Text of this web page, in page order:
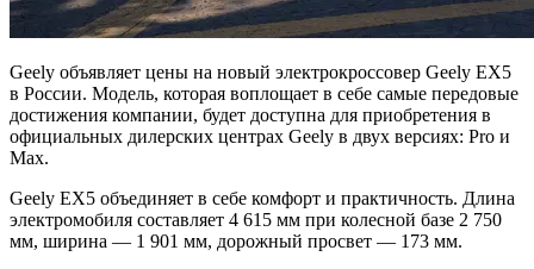
Geely объявляет цены на новый электрокроссовер Geely EX5
в России. Модель, которая воплощает в себе самые передовые
достижения компании, будет доступна для приобретения в
официальных дилерских центрах Geely в двух версиях: Pro и
Max.
Geely EX5 объединяет в себе комфорт и практичность. Длина
электромобиля составляет 4 615 мм при колесной базе 2 750
мм, ширина — 1 901 мм, дорожный просвет — 173 мм.